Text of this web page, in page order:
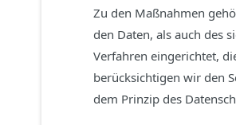
Zu den Maßnahmen
den Daten, als auch des
Verfahren eingerichtet,
berücksichtigen wir den
dem Prinzip des